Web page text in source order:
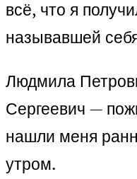
всё, что я
называвшей
Людмила
Сергеевич —
нашли меня
утром.